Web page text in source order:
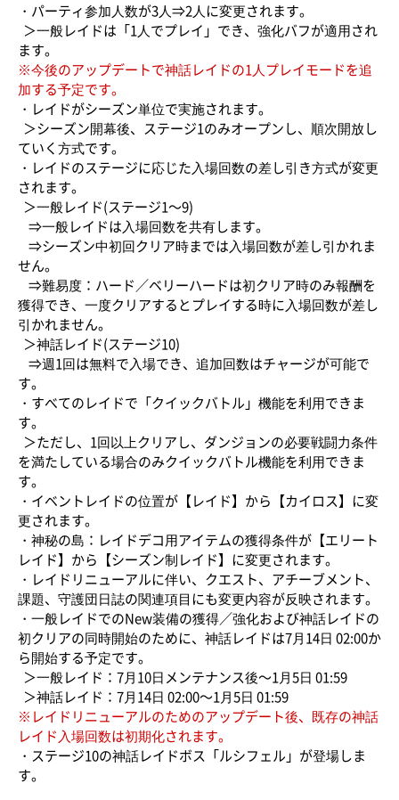
・パーティ参加人数が3人⇒2人に変更されます。
＞一般レイドは「1人でプレイ」でき、強化バフが適用され
ます。
※今後のアップデートで神話レイドの1人プレイモードを追
加する予定です。
・レイドがシーズン単位で実施されます。
＞シーズン開幕後、ステージ1のみオープンし、順次開放し
ていく方式です。
・レイドのステージに応じた入場回数の差し引き方式が変更
されます。
＞一般レイド(ステージ1～9)
⇒一般レイドは入場回数を共有します。
⇒シーズン中初回クリア時までは入場回数が差し引かれま
せん。
⇒難易度：ハード／ベリーハードは初クリア時のみ報酬を
獲得でき、一度クリアするとプレイする時に入場回数が差し
引かれません。
＞神話レイド(ステージ10)
⇒週1回は無料で入場でき、追加回数はチャージが可能で
す。
・すべてのレイドで「クイックバトル」機能を利用できま
す。
＞ただし、1回以上クリアし、ダンジョンの必要戦闘力条件
を満たしている場合のみクイックバトル機能を利用できま
す。
・イベントレイドの位置が【レイド】から【カイロス】に変
更されます。
・神秘の島：レイドデコ用アイテムの獲得条件が【エリート
レイド】から【シーズン制レイド】に変更されます。
・レイドリニューアルに伴い、クエスト、アチーブメント、
課題、守護団日誌の関連項目にも変更内容が反映されます。
・一般レイドでのNew装備の獲得／強化および神話レイドの
初クリアの同時開始のために、神話レイドは7月14日 02:00か
ら開始する予定です。
＞一般レイド：7月10日メンテナンス後～1月5日 01:59
＞神話レイド：7月14日 02:00～1月5日 01:59
※レイドリニューアルのためのアップデート後、既存の神話
レイド入場回数は初期化されます。
・ステージ10の神話レイドボス「ルシフェル」が登場しま
す。